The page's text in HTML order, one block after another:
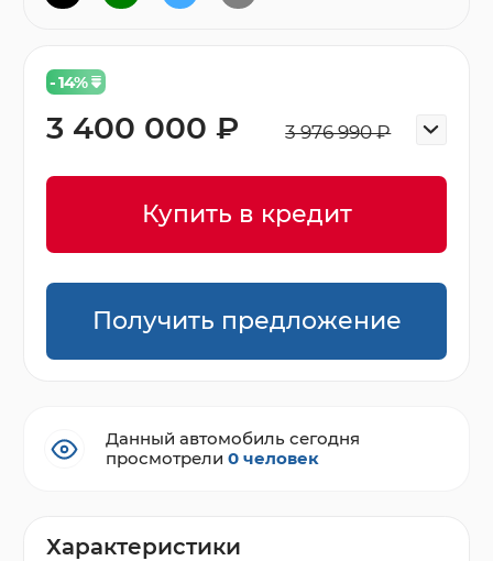
Характеристики
- 14%
3 976 990 ₽
3 400 000 ₽
Купить в кредит
Получить предложение
Данный автомобиль сегодня
просмотрели0 человек